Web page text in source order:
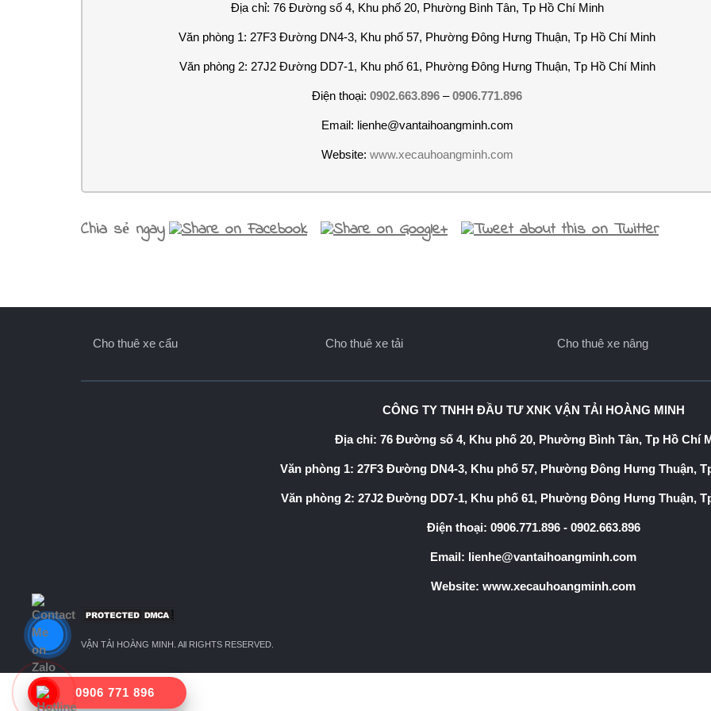
Địa chỉ: 76 Đường số 4, Khu phố 20, Phường Bình Tân, Tp Hồ Chí Minh
Văn phòng 1: 27F3 Đường DN4-3, Khu phố 57, Phường Đông Hưng Thuận, Tp Hồ Chí Minh
Văn phòng 2: 27J2 Đường DD7-1, Khu phố 61, Phường Đông Hưng Thuận, Tp Hồ Chí Minh
Điện thoại:0902.663.896 –0906.771.896
Email: lienhe@vantaihoangminh.com
Website: www.xecauhoangminh.com
Chia sẻ ngay
Cho thuê xe cẩu Cho thuê xe tải Cho thuê xe nâng
CÔNG TY TNHH ĐẦU TƯ XNK VẬN TẢI HOÀNG MINH
Địa chỉ: 76 Đường số 4, Khu phố 20, Phường Bình Tân, Tp Hồ Chí
Văn phòng 1: 27F3 Đường DN4-3, Khu phố 57, Phường Đông Hưng Thuận,
Văn phòng 2: 27J2 Đường DD7-1, Khu phố 61, Phường Đông Hưng Thuận,
Điện thoại: 0906.771.896- 0902.663.896
Email: lienhe@vantaihoangminh.com
Website: www.xecauhoangminh.com
VẬN TẢI HOÀNG MINH. All RIGHTS RESERVED.
0906 771 896